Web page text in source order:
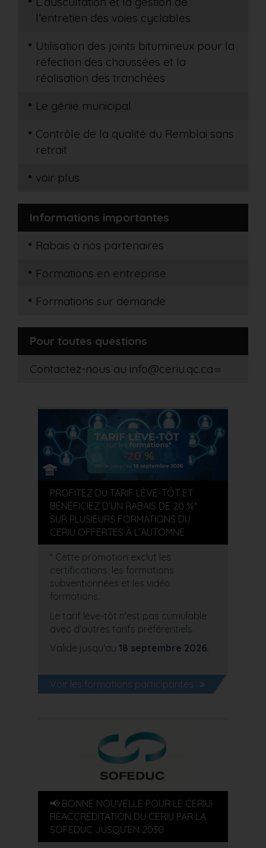
l’entretien des voies cyclables
Utilisation des joints bitumineux pour la
réfection des chaussées et la
réalisation des tranchées
Le génie municipal
Contrôle de la qualité du Remblai sans
retrait
voir plus
Informations importantes
Rabais à nos partenaires
Formations en entreprise
Formations sur demande
Pour toutes questions
Contactez-nous au info@ceriu.qc.ca
PROFITEZ DU TARIF LÈVE-TÔT ET
BÉNÉFICIEZ D’UN RABAIS DE 20 %*
SUR PLUSIEURS FORMATIONS DU
CERIU OFFERTES À L’AUTOMNE
* Cette promotion exclut les
certifications, les formations
subventionnées et les vidéo
formations.
Le tarif lève-tôt n'est pas cumulable
avec d'autres tarifs préférentiels.
Valide jusqu'au 18 septembre 2026.
Voir les formations participantes
📢 BONNE NOUVELLE POUR LE CERIU!
RÉACCRÉDITATION DU CERIU PAR LA
SOFEDUC JUSQU’EN 2030